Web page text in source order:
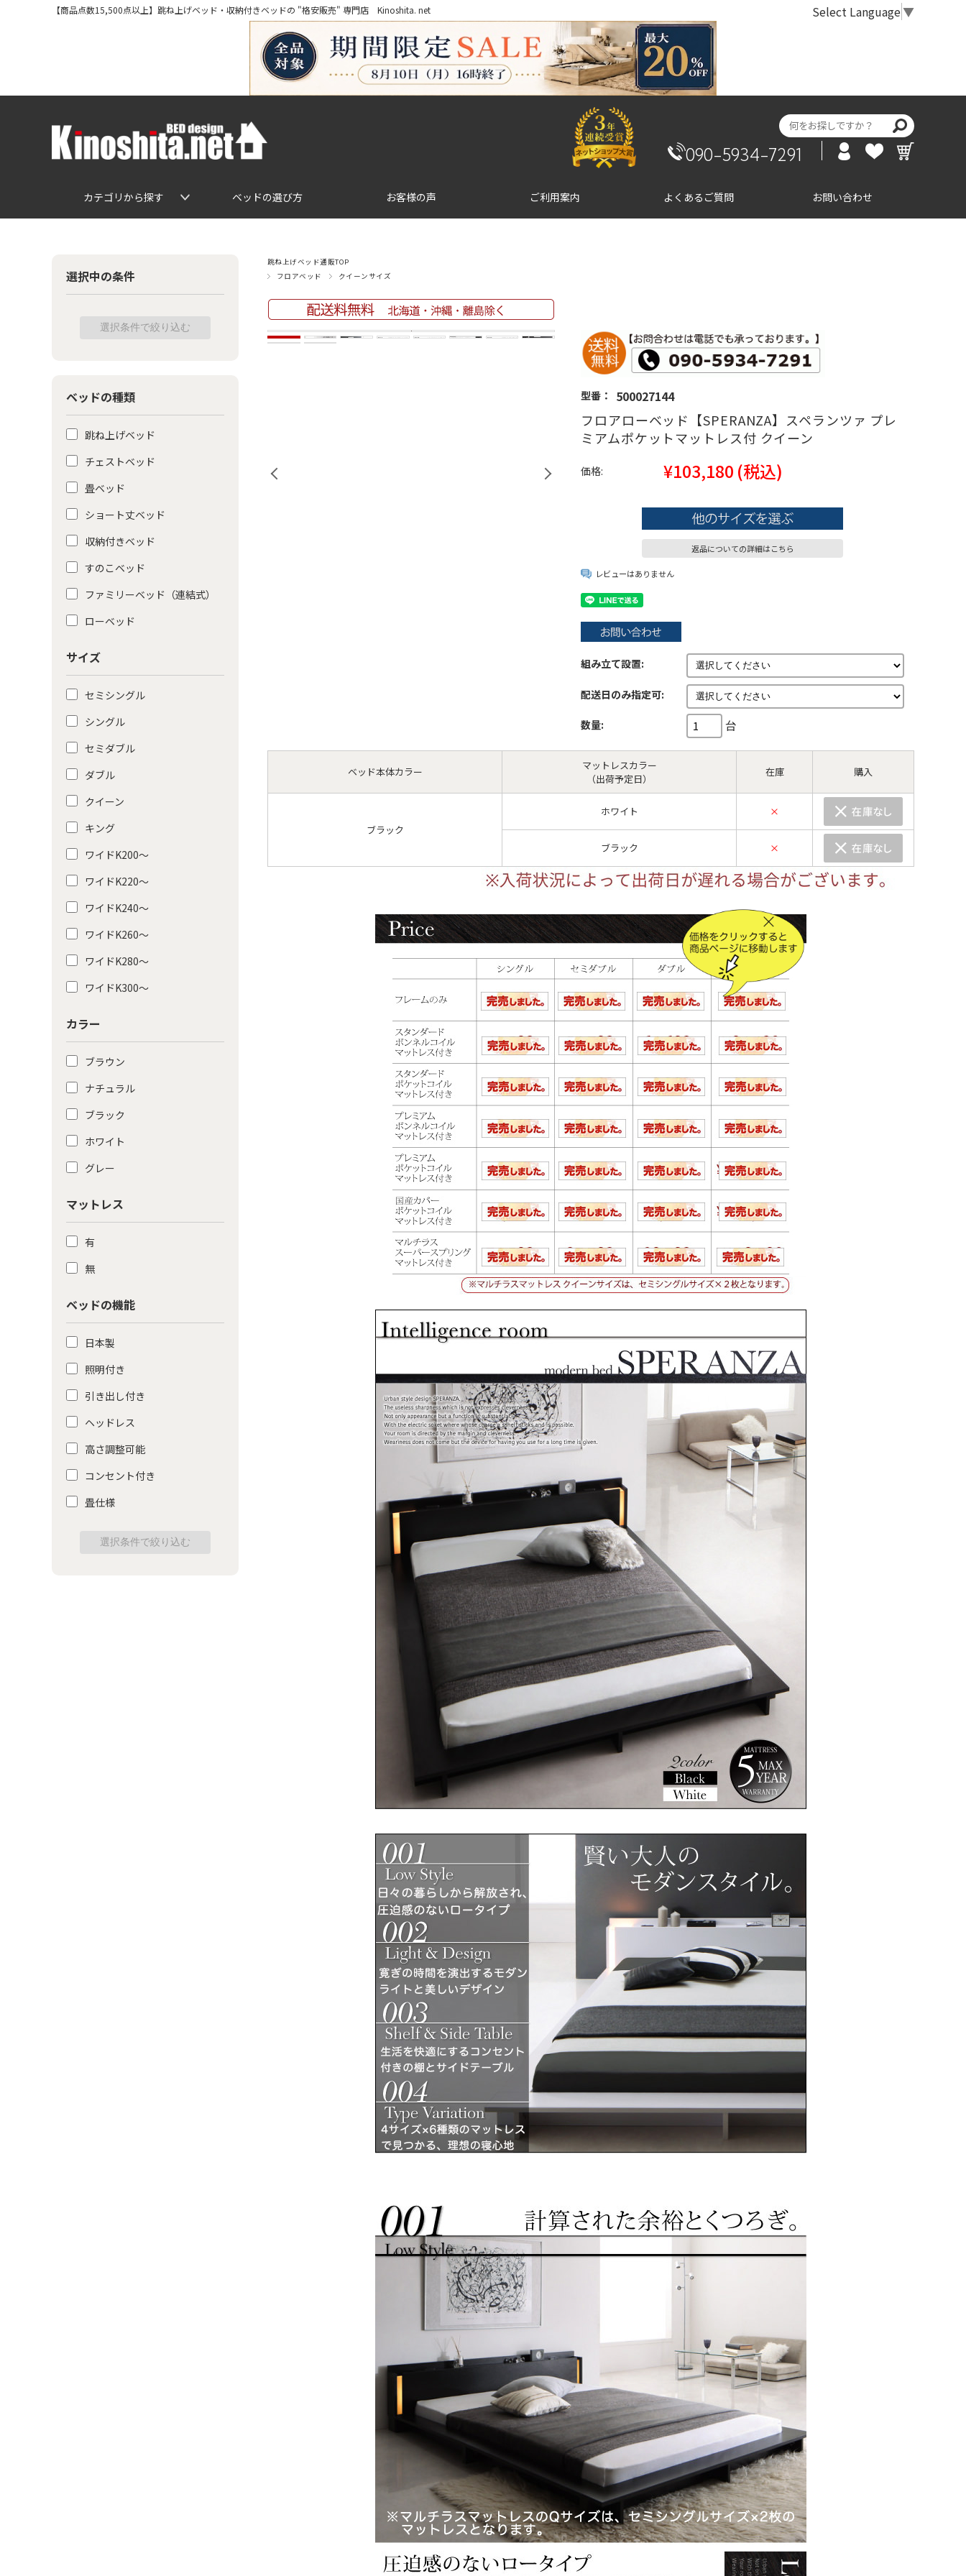
【商品点数15,500点以上】跳ね上げベッド・収納付きベッドの "格安販売" 専門店 Kinoshita. net Select Language▼
090-5934-7291
カテゴリから探す ベッドの選び方 お客様の声 ご利用案内 よくあるご質問 お問い合わせ
跳ね上げベッド通販TOP
フロアベッド
クイーンサイズ
型番： 500027144
フロアローベッド【SPERANZA】スペランツァ プレ
ミアムポケットマットレス付 クイーン
価格: ¥103,180 (税込)
返品についての詳細はこちら
レビューはありません
組み立て設置:
配送日のみ指定可:
数量: 台
ベッド本体カラー
マットレスカラー
（出荷予定日）
在庫 購入
ブラック
ホワイト ×
ブラック ×
選択中の条件
ベッドの種類
跳ね上げベッド
チェストベッド
畳ベッド
ショート丈ベッド
収納付きベッド
すのこベッド
ファミリーベッド（連結式）
ローベッド
サイズ
セミシングル
シングル
セミダブル
ダブル
クイーン
キング
ワイドK200〜
ワイドK220〜
ワイドK240〜
ワイドK260〜
ワイドK280〜
ワイドK300〜
カラー
ブラウン
ナチュラル
ブラック
ホワイト
グレー
マットレス
有
無
ベッドの機能
日本製
照明付き
引き出し付き
ヘッドレス
高さ調整可能
コンセント付き
畳仕様